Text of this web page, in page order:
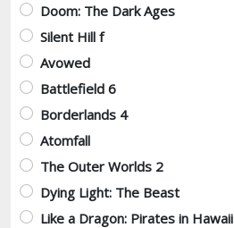
Doom: The Dark Ages
Silent Hill f
Avowed
Battlefield 6
Borderlands 4
Atomfall
The Outer Worlds 2
Dying Light: The Beast
Like a Dragon: Pirates in Hawaii